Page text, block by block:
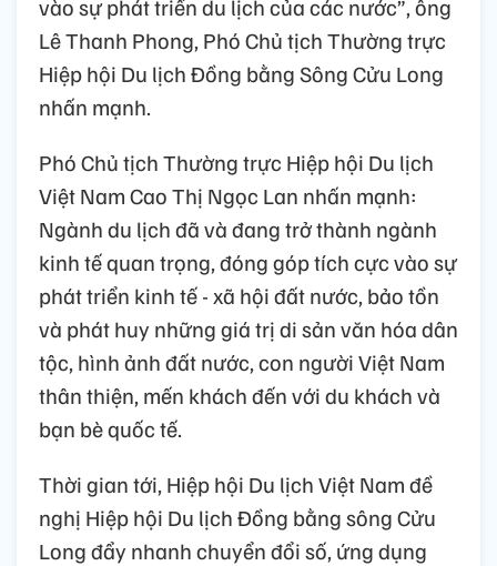
vào sự phát triển du lịch của các nước”, ông
Lê Thanh Phong, Phó Chủ tịch Thường trực
Hiệp hội Du lịch Đồng bằng Sông Cửu Long
nhấn mạnh.
Phó Chủ tịch Thường trực Hiệp hội Du lịch
Việt Nam Cao Thị Ngọc Lan nhấn mạnh:
Ngành du lịch đã và đang trở thành ngành
kinh tế quan trọng, đóng góp tích cực vào sự
phát triển kinh tế - xã hội đất nước, bảo tồn
và phát huy những giá trị di sản văn hóa dân
tộc, hình ảnh đất nước, con người Việt Nam
thân thiện, mến khách đến với du khách và
bạn bè quốc tế.
Thời gian tới, Hiệp hội Du lịch Việt Nam đề
nghị Hiệp hội Du lịch Đồng bằng sông Cửu
Long đẩy nhanh chuyển đổi số, ứng dụng